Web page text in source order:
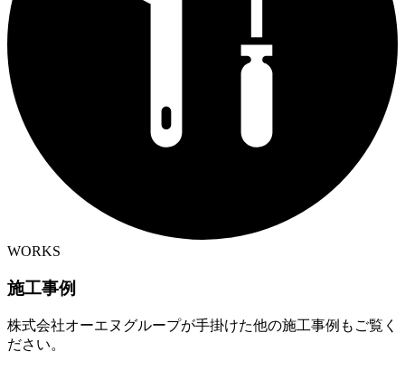
WORKS
施工事例
株式会社オーエヌグループが手掛けた他の施工事例もご覧く
ださい。